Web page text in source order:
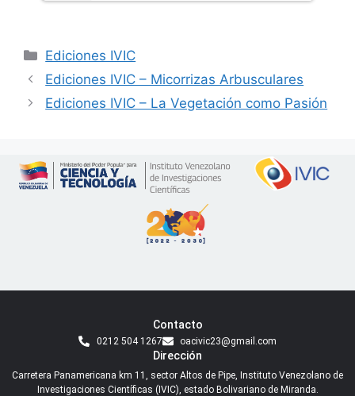
Ediciones IVIC
Ediciones IVIC – Micorrizas Arbusculares
Ediciones IVIC – La Vegetación como Pasión
Contacto
0212 504 1267 oacivic23@gmail.com
Dirección
Carretera Panamericana km 11, sector Altos de Pipe, Instituto Venezolano de
Investigaciones Científicas (IVIC), estado Bolivariano de Miranda.